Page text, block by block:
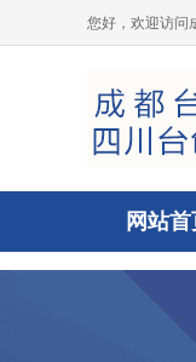
您好，欢迎访问
网站